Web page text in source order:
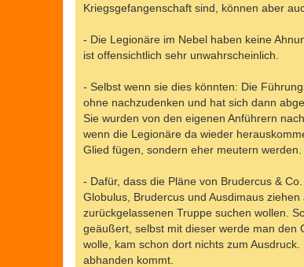
Kriegsgefangenschaft sind, können aber
- Die Legionäre im Nebel haben keine
ist offensichtlich sehr unwahrscheinlich.
- Selbst wenn sie dies könnten: Die
ohne nachzudenken und hat sich dann
Sie wurden von den eigenen Anführern
wenn die Legionäre da wieder
Glied fügen, sondern eher meutern werden.
- Dafür, dass die Pläne von Brudercus &
Globulus, Brudercus und Ausdimaus
zurückgelassenen Truppe suchen wollen.
geäußert, selbst mit dieser werde man den
wolle, kam schon dort nichts zum
abhanden kommt.